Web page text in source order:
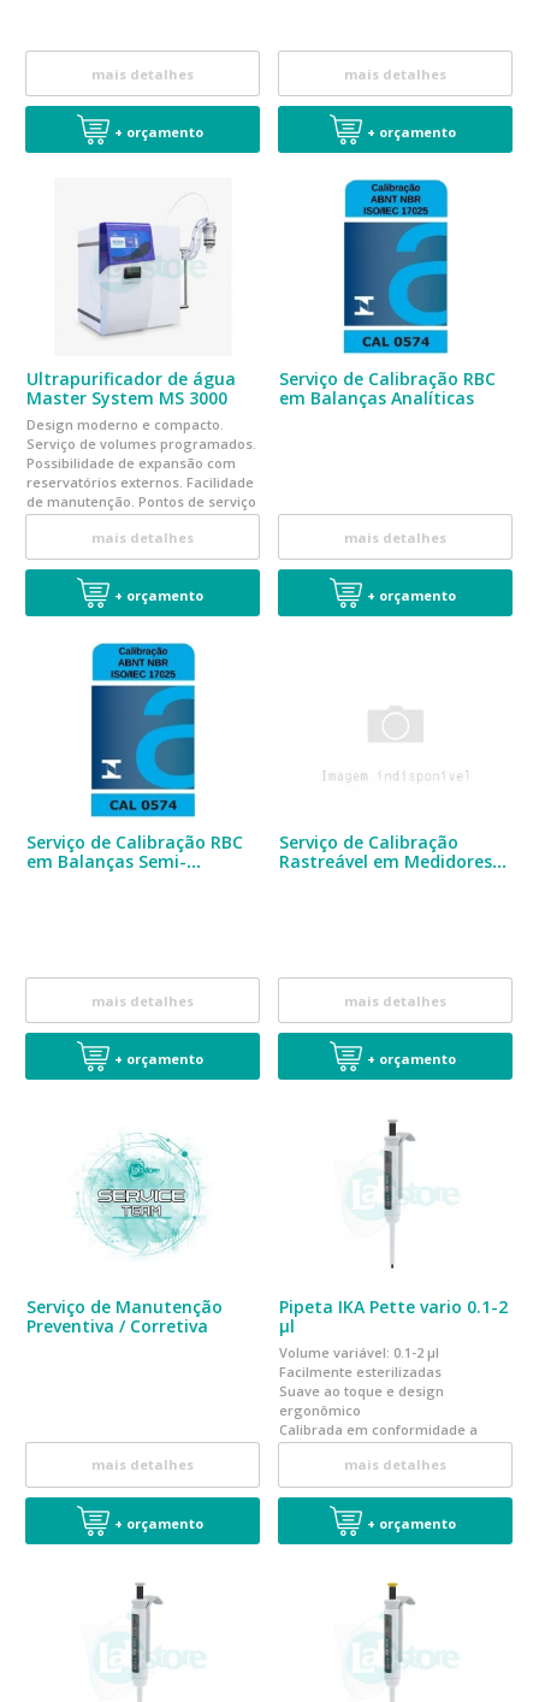
mais detalhes
+ orçamento
mais detalhes
+ orçamento
Ultrapurificador de água
Master System MS 3000
Design moderno e compacto.
Serviço de volumes programados.
Possibilidade de expansão com
reservatórios externos. Facilidade
de manutenção. Pontos de serviço
de água Tipo I, Tipo II e Tipo III
mais detalhes
+ orçamento
Serviço de Calibração RBC
em Balanças Analíticas
mais detalhes
+ orçamento
Serviço de Calibração RBC
em Balanças Semi-
mais detalhes
+ orçamento
Serviço de Calibração
Rastreável em Medidores
mais detalhes
+ orçamento
Serviço de Manutenção
Preventiva / Corretiva
mais detalhes
+ orçamento
Pipeta IKA Pette vario 0.1-2
µl
Volume variável: 0.1-2 µl
Facilmente esterilizadas
Suave ao toque e design
ergonômico
Calibrada em conformidade a
norma EN ISO 8655
mais detalhes
+ orçamento